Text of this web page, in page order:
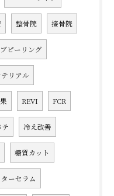
整骨院 接骨院
ピーリング
リアル
REVI FCR
冷え改善
糖質カット
ターセラム